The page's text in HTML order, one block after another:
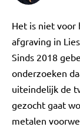
Het is niet voor
afgraving in
Sinds 2018
onderzoeken
uiteindelijk de
gezocht gaat
metalen